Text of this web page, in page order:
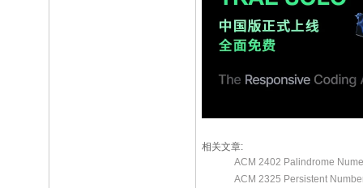
相关文章:
ACM 2402 Palindrome
ACM 2325 Persistent